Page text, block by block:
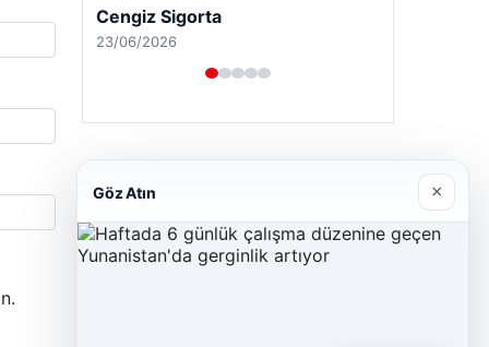
Cengiz Sigorta
23/06/2026
Göz Atın ×